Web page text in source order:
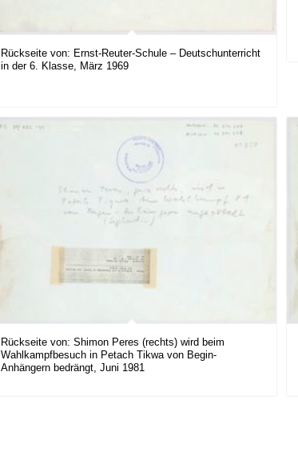
Rückseite von: Ernst-Reuter-Schule – Deutschunterricht
in der 6. Klasse, März 1969
Rückseite von: Shimon Peres (rechts) wird beim
Wahlkampfbesuch in Petach Tikwa von Begin-
Anhängern bedrängt, Juni 1981